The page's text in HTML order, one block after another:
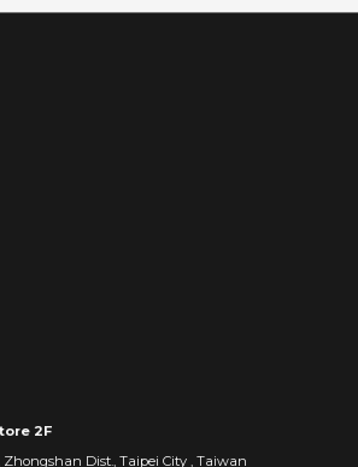
2F
Zhongshan Dist., Taipei City , Taiwan